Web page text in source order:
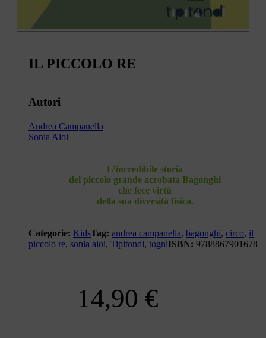
IL PICCOLO RE
Autori
Andrea Campanella
Sonia Aloi
L’incredibile storia
del piccolo grande acrobata Bagonghi
che fece virtù
della sua diversità fisica.
Categorie: KidsTag: andrea campanella, bagonghi, circo, il
piccolo re, sonia aloi, Tipitondi, togniISBN: 9788867901678
14,90 €